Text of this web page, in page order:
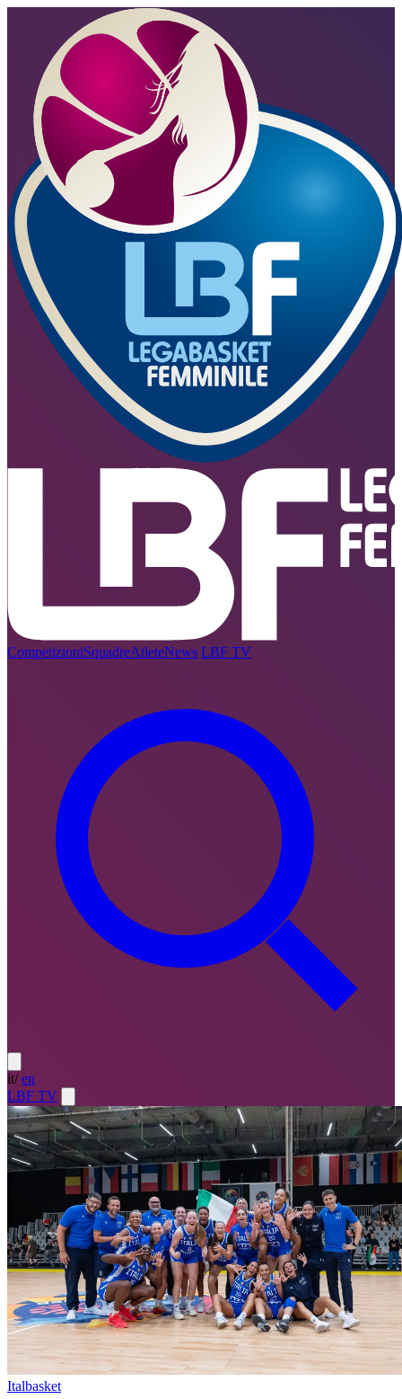
CompetizioniSquadreAtleteNews LBF TV
it/ en
LBF TV
Italbasket